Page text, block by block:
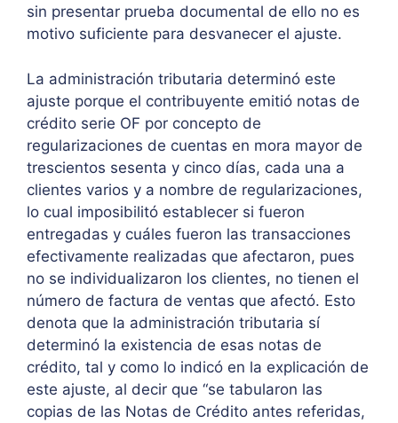
sin presentar prueba documental de ello no es
motivo suficiente para desvanecer el ajuste.
La administración tributaria determinó este
ajuste porque el contribuyente emitió notas de
crédito serie OF por concepto de
regularizaciones de cuentas en mora mayor de
trescientos sesenta y cinco días, cada una a
clientes varios y a nombre de regularizaciones,
lo cual imposibilitó establecer si fueron
entregadas y cuáles fueron las transacciones
efectivamente realizadas que afectaron, pues
no se individualizaron los clientes, no tienen el
número de factura de ventas que afectó. Esto
denota que la administración tributaria sí
determinó la existencia de esas notas de
crédito, tal y como lo indicó en la explicación de
este ajuste, al decir que “se tabularon las
copias de las Notas de Crédito antes referidas,